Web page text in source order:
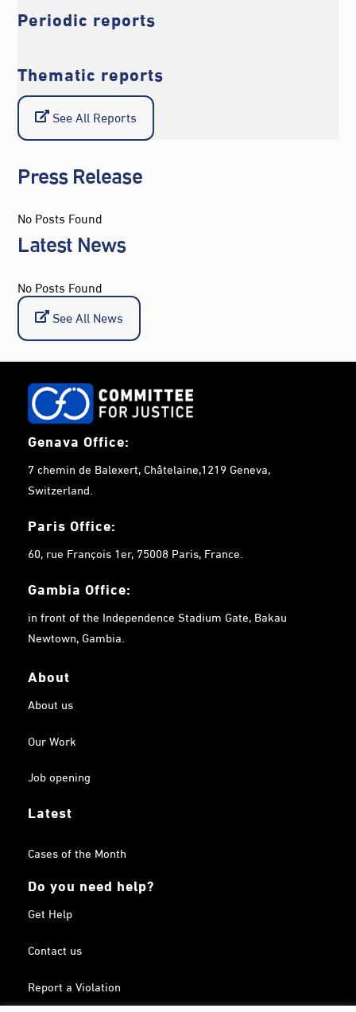
Periodic reports
Thematic reports
See All Reports
Press Release
No Posts Found
Latest News
No Posts Found
See All News
Genava Office:
7 chemin de Balexert, Châtelaine,1219 Geneva,
Switzerland.
Paris Office:
60, rue François 1er, 75008 Paris, France.
Gambia Office:
in front of the Independence Stadium Gate, Bakau
Newtown, Gambia.
About
About us
Our Work
Job opening
Latest
Cases of the Month
Do you need help?
Get Help
Contact us
Report a Violation